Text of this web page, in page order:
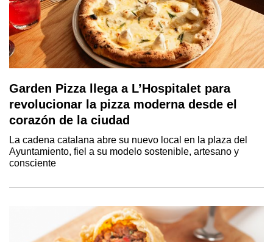
Garden Pizza llega a L’Hospitalet para
revolucionar la pizza moderna desde el
corazón de la ciudad
La cadena catalana abre su nuevo local en la plaza del
Ayuntamiento, fiel a su modelo sostenible, artesano y
consciente